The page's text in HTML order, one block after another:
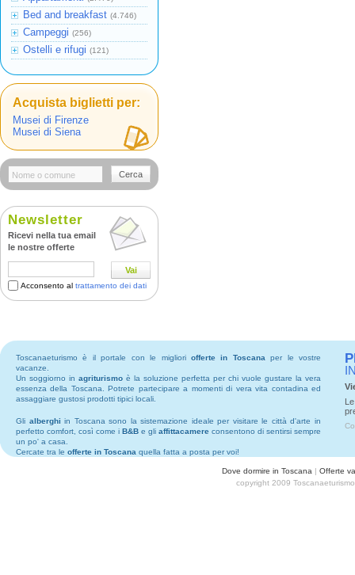
Bed and breakfast (4.746)
Campeggi (256)
Ostelli e rifugi (121)
Acquista biglietti per:
Musei di Firenze
Musei di Siena
Cerca
Newsletter
Ricevi nella tua email
le nostre offerte
Vai
Acconsento al trattamento dei dati
Toscanaeturismo è il portale con le migliori offerte in Toscana per le vostre
vacanze.
Un soggiorno in agriturismo è la soluzione perfetta per chi vuole gustare la vera
essenza della Toscana. Potrete partecipare a momenti di vera vita contadina ed
assaggiare gustosi prodotti tipici locali.
Gli alberghi in Toscana sono la sistemazione ideale per visitare le città d'arte in
perfetto comfort, così come i B&B e gli affittacamere consentono di sentirsi sempre
un po' a casa.
Cercate tra le offerte in Toscana quella fatta a posta per voi!
Dove dormire in Toscana | Offerte
copyright 2009